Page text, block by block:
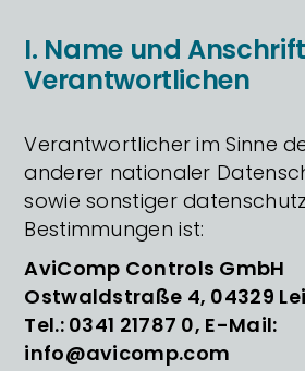
I. Name und
Verantwortlichen
Verantwortlicher im Sinne
anderer nationaler
sowie sonstiger
Bestimmungen ist:
AviComp Controls GmbH
Ostwaldstraße 4, 04329
Tel.: 0341 21787 0, E-Mail:
info@avicomp.com